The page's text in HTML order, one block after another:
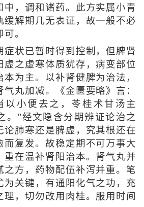
中，调和诸药。此方实属小青
缓解期几无表证，故一般不必
。
状已暂时得到控制，但脾肾
虚之虚寒体质犹存，病变部位
为主。以补肾健脾为治法，
丸加减。《金匮要略》言：
以小便去之，苓桂术甘汤主
。”经文隐含分期辨证论治之
论肺寒还是脾虚，究其根还在
而复发。故稳定期不可万事大
重在温补肾阳治本。肾气丸并
之方，药物配伍补泻并重。笔
为关键，有通阳化气之功，充
理，切勿改用肉桂。服用时间